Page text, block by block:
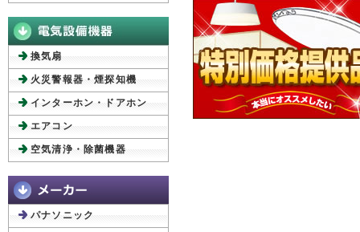
換気扇
火災警報器・煙探知機
インターホン・ドアホン
エアコン
空気清浄・除菌機器
パナソニック